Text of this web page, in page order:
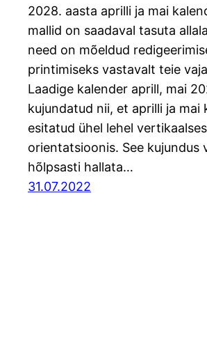
2028. aasta aprilli ja mai
mallid on saadaval tasuta
need on mõeldud
printimiseks vastavalt teie
Laadige kalender aprill, mai
kujundatud nii, et aprilli ja mai
esitatud ühel lehel vertikaalses
orientatsioonis. See kujundus
hõlpsasti hallata…
31.07.2022